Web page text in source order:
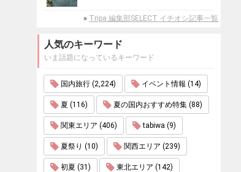
» Tripa 編集部SELECT イチオシ記事一覧
人気のキーワード
いま話題になっているキーワード
国内旅行 (2,224) イベント情報 (14)
夏 (116) 夏の国内おすすめ特集 (88)
関東エリア (406) tabiwa (9)
夏祭り (10) 関西エリア (239)
初夏 (31) 東北エリア (142)